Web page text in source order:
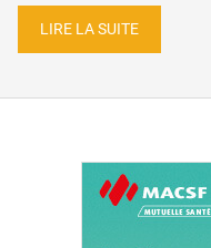
LIRE LA SUITE